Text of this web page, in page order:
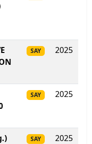
SAY 2025
SAY 2025
SAY 2025